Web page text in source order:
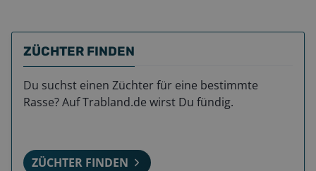
ZÜCHTER FINDEN
Du suchst einen Züchter für eine bestimmte
Rasse? Auf Trabland.de wirst Du fündig.
ZÜCHTER FINDEN